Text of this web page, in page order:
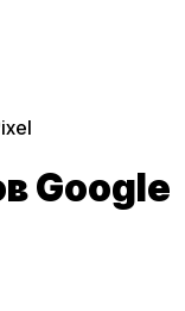
Google